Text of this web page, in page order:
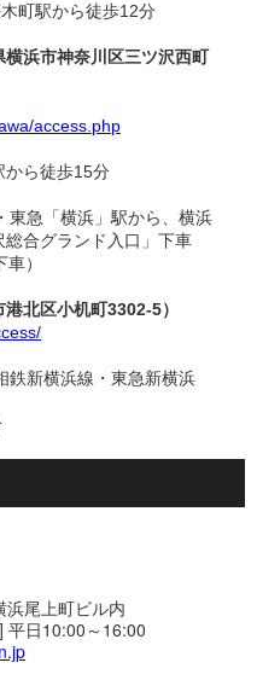
町駅から徒歩12分
浜市神奈川区三ツ沢西町
access.php
ら徒歩15分
東急「横浜」駅から、横浜
合グランド入口」下車
）
北区小机町3302-5）
鉄新横浜線・東急新横浜
尾上町ビル内
日10:00～16:00